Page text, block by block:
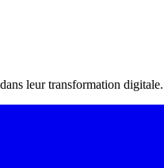
leur transformation digitale.